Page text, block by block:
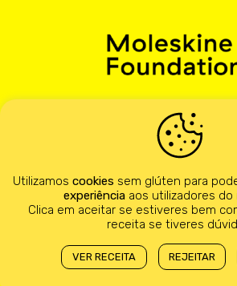
Creative Pioneersé uma
mudança social.
Sabe mais →
Utilizamos cookies sem glúten para
experiênciaaos utilizadores do
Clica em aceitar se estiveres bem
receita se tiveres
VER RECEITA REJEITAR